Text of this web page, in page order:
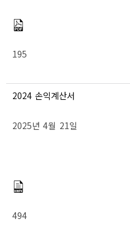
195
2024 손익계산서
2025년 4월 21일
494